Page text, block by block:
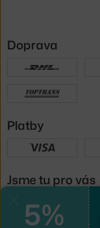
5%
Doprava
Platby
Jsme tu pro vás